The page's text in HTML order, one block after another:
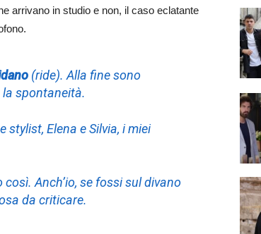
arrivano in studio e non, il caso eclatante
(ride). Alla fine sono
la spontaneità.
stylist, Elena e Silvia, i miei
Anch’io, se fossi sul divano
da criticare.